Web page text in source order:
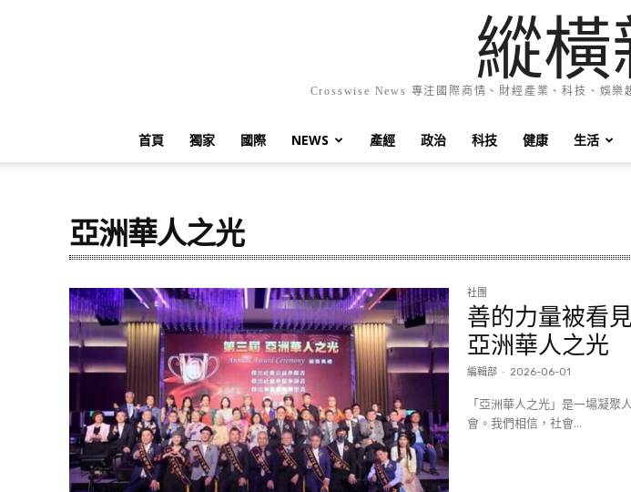
縱橫
Crosswise News 專注國際商情、財經產業、科技、娛樂
首頁 獨家 國際 NEWS 產經 政治 科技 健康 生活
亞洲華人之光
社團
善的力量被看
亞洲華人之光
編輯部 - 2026-06-01
「亞洲華人之光」是一場凝
會。我們相信，社會...